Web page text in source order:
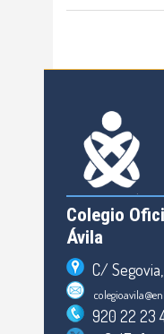
Colegio
Ávila
C/
920 22 23